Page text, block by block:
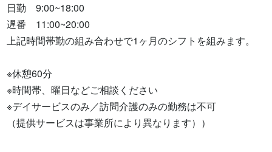
日勤　9:00~18:00
遅番　11:00~20:00
上記時間帯勤の組み合わせで1ヶ月のシフトを組みます。
※休憩60分
※時間帯、曜日などご相談ください
※デイサービスのみ／訪問介護のみの勤務は不可
（提供サービスは事業所により異なります））